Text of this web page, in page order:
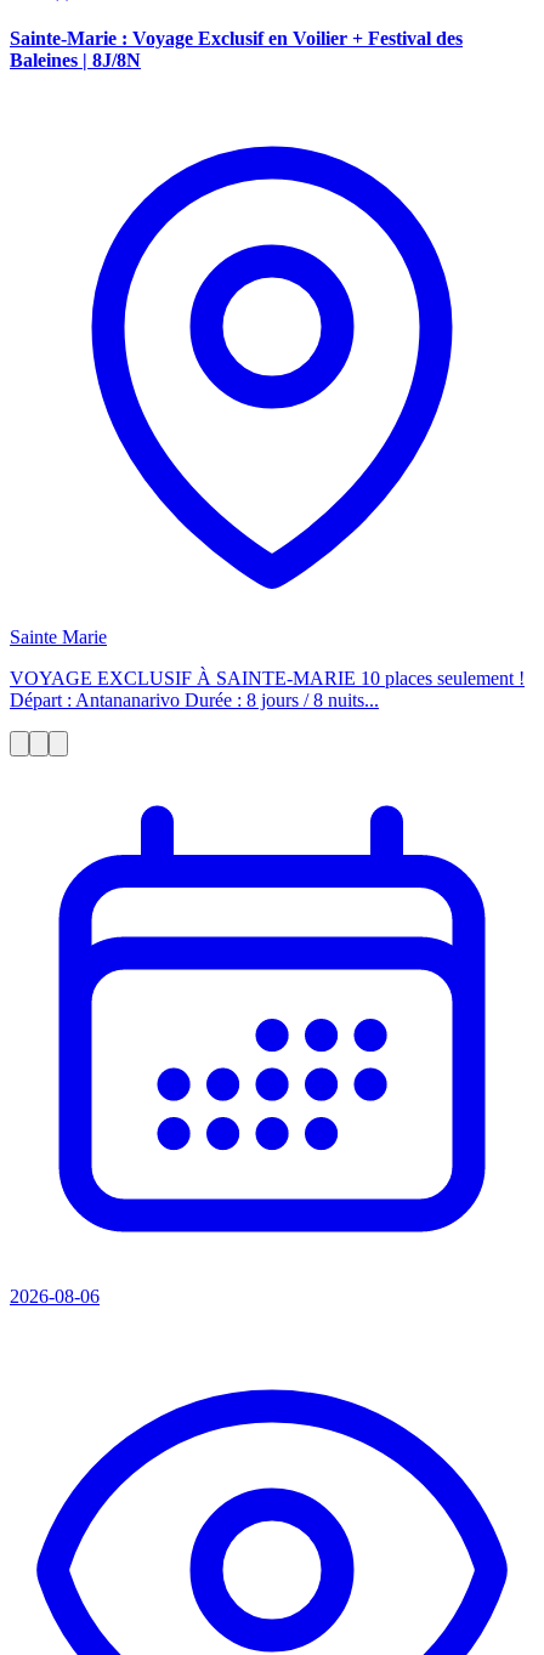
Sainte-Marie : Voyage Exclusif en Voilier + Festival des
Baleines | 8J/8N
Sainte Marie
VOYAGE EXCLUSIF À SAINTE-MARIE 10 places seulement !
Départ : Antananarivo Durée : 8 jours / 8 nuits...
2026-08-06